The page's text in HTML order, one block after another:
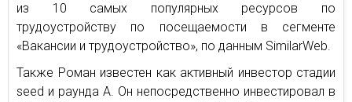
из 10 самых популярных ресурсов по
трудоустройству по посещаемости в сегменте
«Вакансии и трудоустройство», по данным SimilarWeb.
Также Роман известен как активный инвестор стадии
seed и раунда А. Он непосредственно инвестировал в